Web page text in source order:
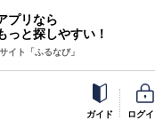
プリなら
っと探しやすい！
イト「ふるなび」
ガイド ログ